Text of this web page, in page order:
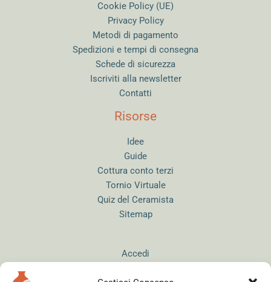
Cookie Policy (UE)
Privacy Policy
Metodi di pagamento
Spedizioni e tempi di consegna
Schede di sicurezza
Iscriviti alla newsletter
Contatti
Risorse
Idee
Guide
Cottura conto terzi
Tornio Virtuale
Quiz del Ceramista
Sitemap
Accedi